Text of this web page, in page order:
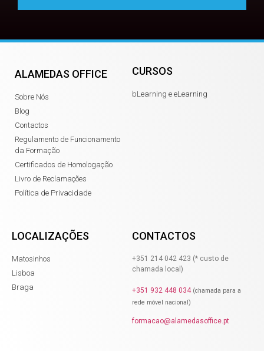
ALAMEDAS OFFICE
Sobre Nós
Blog
Contactos
Regulamento de Funcionamento
da Formação
Certificados de Homologação
Livro de Reclamações
Política de Privacidade
CURSOS
bLearning e eLearning
LOCALIZAÇÕES
Matosinhos
Lisboa
Braga
CONTACTOS
+351 214 042 423 (* custo de
chamada local)
+351 ‭932 448 034‬ (chamada para a
rede móvel nacional)
formacao@alamedasoffice.pt